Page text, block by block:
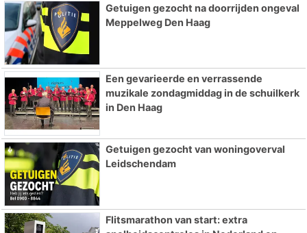
Getuigen gezocht na doorrijden ongeval
Meppelweg Den Haag
Een gevarieerde en verrassende
muzikale zondagmiddag in de schuilkerk
in Den Haag
Getuigen gezocht van woningoverval
Leidschendam
Flitsmarathon van start: extra